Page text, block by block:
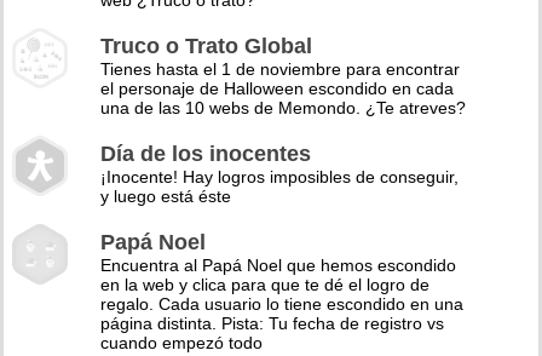
Truco o Trato Global
Tienes hasta el 1 de noviembre para encontrar
el personaje de Halloween escondido en cada
una de las 10 webs de Memondo. ¿Te atreves?
Día de los inocentes
¡Inocente! Hay logros imposibles de conseguir,
y luego está éste
Papá Noel
Encuentra al Papá Noel que hemos escondido
en la web y clica para que te dé el logro de
regalo. Cada usuario lo tiene escondido en una
página distinta. Pista: Tu fecha de registro vs
cuando empezó todo